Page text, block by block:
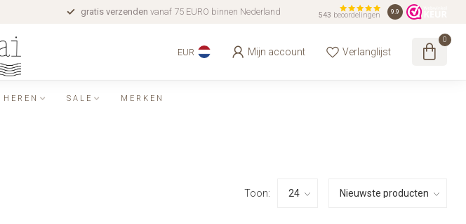
gratis verzenden vanaf 75 EURO binnen Nederland 543 beoordelingen 9.9
EUR Mijn account Verlanglijst
0
HEREN SALE MERKEN
Toon: